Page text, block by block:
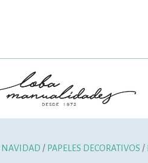
NAVIDAD / PAPELES DECORATIVOS /